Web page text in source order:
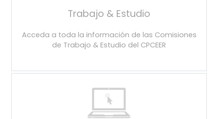
Trabajo & Estudio
Acceda a toda la información de las Comisiones
de Trabajo & Estudio del CPCEER